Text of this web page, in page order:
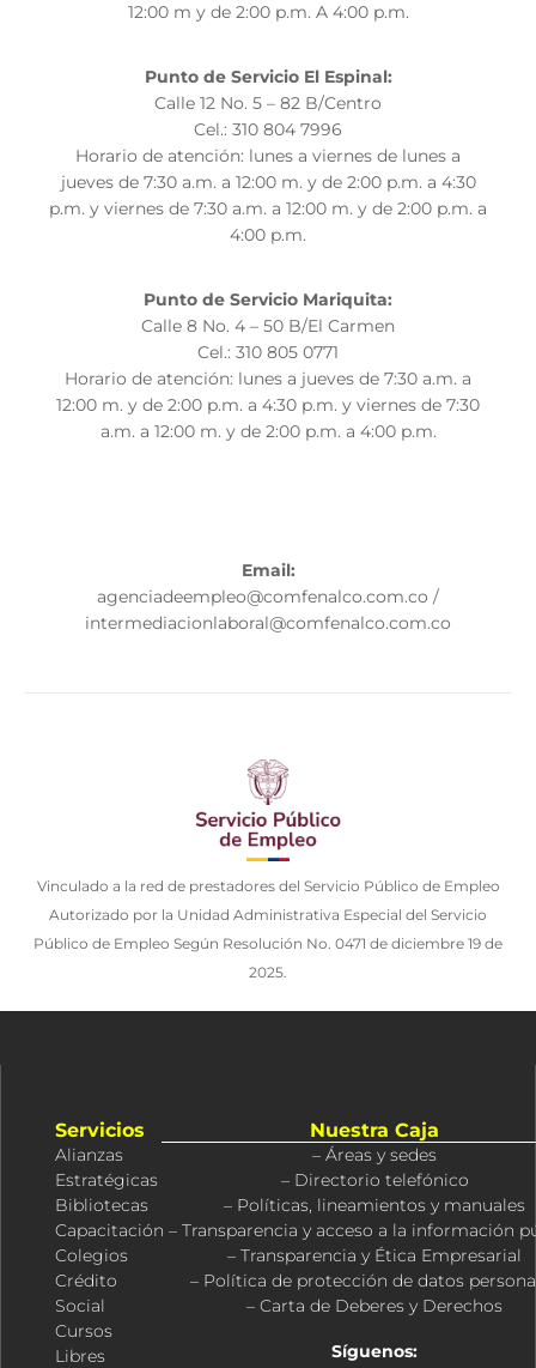
12:00 m y de 2:00 p.m. A 4:00 p.m.
Punto de Servicio El Espinal:
Calle 12 No. 5 – 82 B/Centro
Cel.: 310 804 7996
Horario de atención: lunes a viernes de lunes a
jueves de 7:30 a.m. a 12:00 m. y de 2:00 p.m. a 4:30
p.m. y viernes de 7:30 a.m. a 12:00 m. y de 2:00 p.m. a
4:00 p.m.
Punto de Servicio Mariquita:
Calle 8 No. 4 – 50 B/El Carmen
Cel.: 310 805 0771
Horario de atención: lunes a jueves de 7:30 a.m. a
12:00 m. y de 2:00 p.m. a 4:30 p.m. y viernes de 7:30
a.m. a 12:00 m. y de 2:00 p.m. a 4:00 p.m.
Email:
agenciadeempleo@comfenalco.com.co /
intermediacionlaboral@comfenalco.com.co
Vinculado a la red de prestadores del Servicio Público de Empleo
Autorizado por la Unidad Administrativa Especial del Servicio
Público de Empleo Según Resolución No. 0471 de diciembre 19 de
2025.
Servicios
Alianzas
Estratégicas
Bibliotecas
Capacitación
Colegios
Crédito
Social
Cursos
Libres
Nuestra Caja
– Áreas y sedes
– Directorio telefónico
– Políticas, lineamientos y manuales
– Transparencia y acceso a la información
– Transparencia y Ética Empresarial
– Política de protección de datos
– Carta de Deberes y Derechos
Síguenos: